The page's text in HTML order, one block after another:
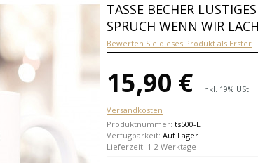
TASSE BECHER
SPRUCH WENN WIR
Bewerten Sie dieses Produkt als Erster
15,90 €
Inkl. 19% USt.
Versandkosten
Produktnummer: ts500-E
Verfügbarkeit: Auf Lager
Lieferzeit: 1-2 Werktage